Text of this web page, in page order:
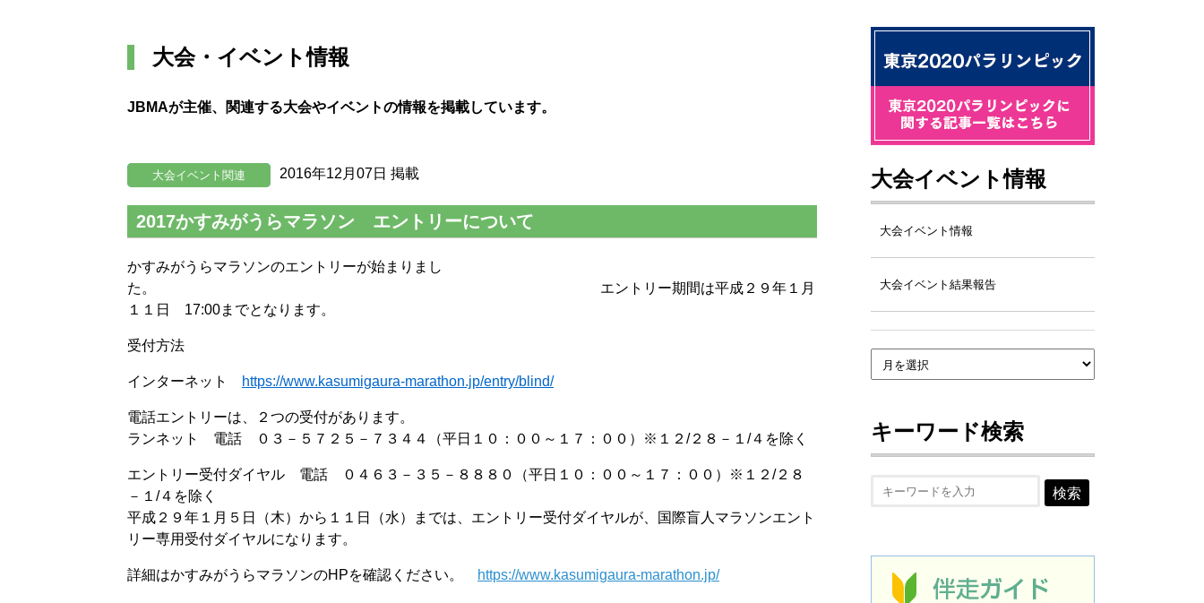
大会・イベント情報
JBMAが主催、関連する大会やイベントの情報を掲載しています。
大会イベント関連 2016年12月07日 掲載
2017かすみがうらマラソン エントリーについて
かすみがうらマラソンのエントリーが始まりまし
た。 エントリー期間は平成２９年１月
１１日 17:00までとなります。
受付方法
インターネット https://www.kasumigaura-marathon.jp/entry/blind/
電話エントリーは、２つの受付があります。
ランネット 電話 ０３－５７２５－７３４４（平日１０：００～１７：００）※１２/２８－１/４を除く
エントリー受付ダイヤル 電話 ０４６３－３５－８８８０（平日１０：００～１７：００）※１２/２８
－１/４を除く
平成２９年１月５日（木）から１１日（水）までは、エントリー受付ダイヤルが、国際盲人マラソンエント
リー専用受付ダイヤルになります。
詳細はかすみがうらマラソンのHPを確認ください。 https://www.kasumigaura-marathon.jp/
大会イベント情報
大会イベント情報
大会イベント結果報告
キーワード検索
検索